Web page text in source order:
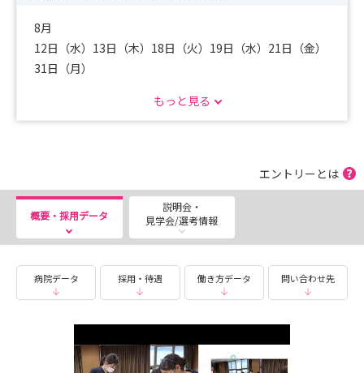
8月
12日（水）13日（木）18日（火）19日（水）21日（金）
31日（月）
1日（火）2日（水）3日（木）4日（金）8日（火）9日
当院では、厚生連高岡病院で働くスタッフや職場について
詳しく知っていただくため、見学会を実施しております。
詳細は看護部ホームページをご確認ください。
もっと見る
エントリーとは
概要・採用データ
説明会・
見学会/選考情報
病院データ 採用・待遇 働き方データ 問い合わせ先